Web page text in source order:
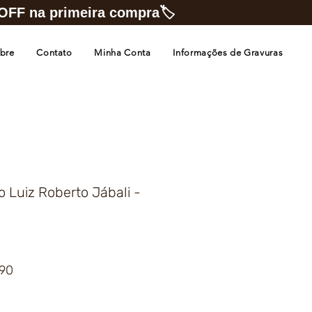
Contato Minha Conta Informações de Gravuras
OFF na primeira compra🏷️
Luiz Roberto Jábali -